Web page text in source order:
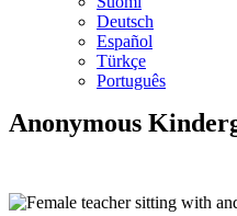
Deutsch
Español
Türkçe
Português
Anonymous